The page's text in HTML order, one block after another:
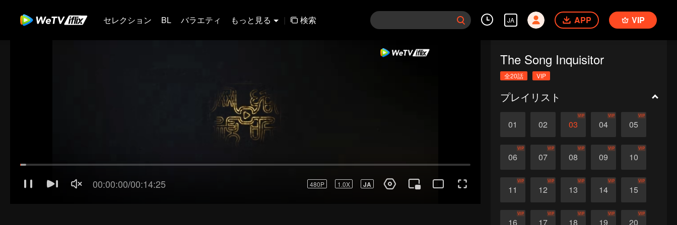
セレクション BL バラエティ もっと見る | 検索 JA APP VIP
The Song Inquisitor
全20話 VIP
プレイリスト
01 02 03
VIP
04
VIP
05
VIP
06
VIP
07
VIP
08
VIP
09
VIP
10
VIP
11
VIP
12
VIP
13
VIP
14
VIP
15
VIP
16
VIP
17
VIP
18
VIP
19
VIP
20
VIP